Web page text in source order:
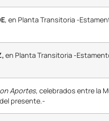
, en Planta Transitoria -
en Planta Transitoria -
Aportes, celebrados entre la
presente.-